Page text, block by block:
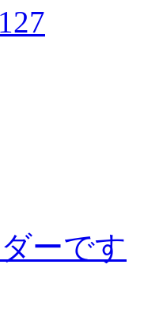
ーです